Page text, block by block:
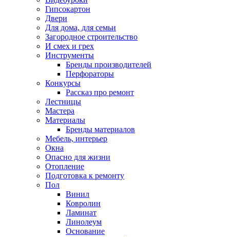
Гипсокартон
Двери
Для дома, для семьи
Загородное строительство
И смех и грех
Инструменты
Бренды производителей
Перфораторы
Конкурсы
Рассказ про ремонт
Лестницы
Мастера
Материалы
Бренды материалов
Мебель, интерьер
Окна
Опасно для жизни
Отопление
Подготовка к ремонту
Пол
Винил
Ковролин
Ламинат
Линолеум
Основание